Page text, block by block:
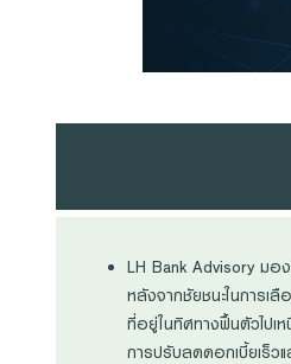
LH Bank Advisory มอ
หลังจากชัยชนะในการเ
ที่อยู่ในทิศทางฟื้นตัวไปเ
การปรับลดดอกเบี้ยเร็ว